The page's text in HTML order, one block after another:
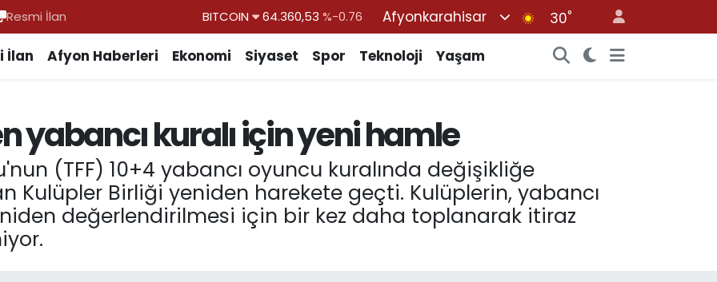
Resmi İlan
DOLAR
47,7069 %0.17
EURO
55,0265 %0.01
BİST100
13.887 %64
Afyonkarahisar 30°
İlan Afyon Haberleri Ekonomi Siyaset Spor Teknoloji Yaşam
yabancı kuralı için yeni hamle
(TFF) 10+4 yabancı oyuncu kuralında değişikliğe
Kulüpler Birliği yeniden harekete geçti. Kulüplerin, yabancı
değerlendirilmesi için bir kez daha toplanarak itiraz